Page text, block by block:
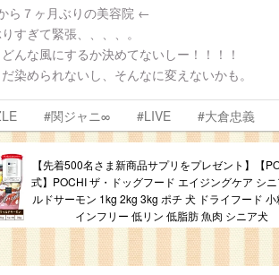
ら７ヶ月ぶりの美容院 ←
すぎて緊張、、、、。
んな風にするか決めてないしー！！！！
染められないし、そんなに変えないかも。
#関ジャニ∞ #LIVE #大倉忠義
【先着500名さま新商品サプリをプレゼント】【
式】POCHI ザ・ドッグフード エイジングケア シニ
ルドサーモン 1kg 2kg 3kg ポチ 犬 ドライフード 小
インフリー 低リン 低脂肪 魚肉 シニア犬